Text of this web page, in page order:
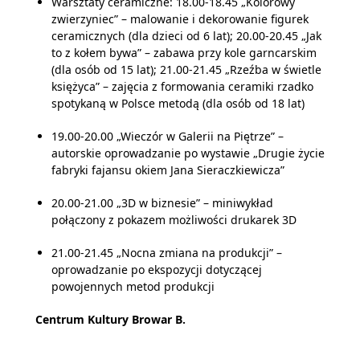
zwierzyniec” – malowanie i dekorowanie figurek
ceramicznych (dla dzieci od 6 lat); 20.00-20.45 „Jak
to z kołem bywa” – zabawa przy kole garncarskim
(dla osób od 15 lat); 21.00-21.45 „Rzeźba w świetle
księżyca” – zajęcia z formowania ceramiki rzadko
spotykaną w Polsce metodą (dla osób od 18 lat)
19.00-20.00 „Wieczór w Galerii na Piętrze” –
autorskie oprowadzanie po wystawie „Drugie życie
fabryki fajansu okiem Jana Sieraczkiewicza”
20.00-21.00 „3D w biznesie” – miniwykład
połączony z pokazem możliwości drukarek 3D
21.00-21.45 „Nocna zmiana na produkcji” –
oprowadzanie po ekspozycji dotyczącej
powojennych metod produkcji
Centrum Kultury Browar B.